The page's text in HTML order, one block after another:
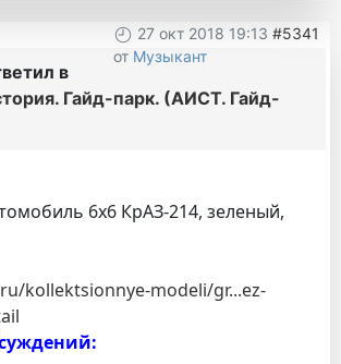
27 окт 2018 19:13 #5341
от Музыкант
в
Гайд-парк. (АИСТ. Гайд-
6х6 КрАЗ-214, зеленый,
kollektsionnye-modeli/gr...ez-